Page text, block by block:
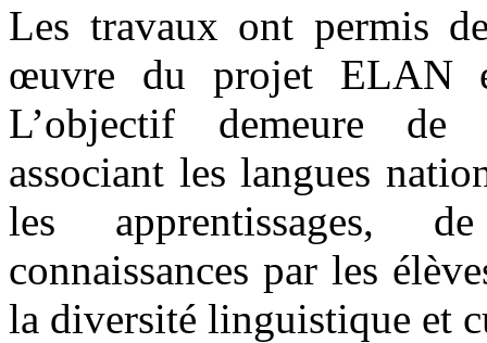
Les travaux ont permis
œuvre du projet ELAN
L’objectif demeure de
associant les langues
les apprentissages,
connaissances par les
la diversité linguistique et